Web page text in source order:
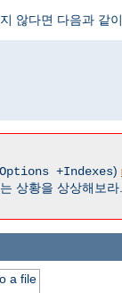
않다면 다음과 같
Options +Indexes)
상황을 상상해보
a file